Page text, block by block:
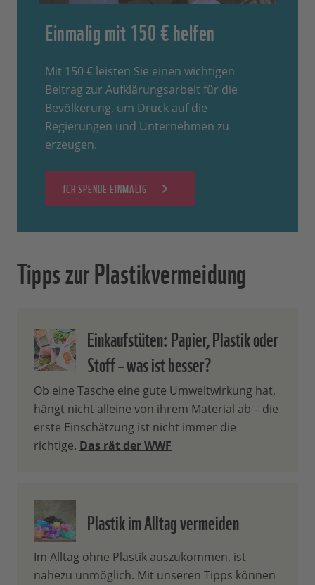
Einmalig mit 150 € helfen
Mit 150 € leisten Sie einen wichtigen
Beitrag zur Aufklärungsarbeit für die
Bevölkerung, um Druck auf die
Regierungen und Unternehmen zu
erzeugen.
ICH SPENDE EINMALIG
Tipps zur Plastikvermeidung
Einkaufstüten: Papier, Plastik oder
Stoff – was ist besser?
Ob eine Tasche eine gute Umweltwirkung hat,
hängt nicht alleine von ihrem Material ab – die
erste Einschätzung ist nicht immer die
richtige. Das rät der WWF
Plastik im Alltag vermeiden
Im Alltag ohne Plastik auszukommen, ist
nahezu unmöglich. Mit unseren Tipps können